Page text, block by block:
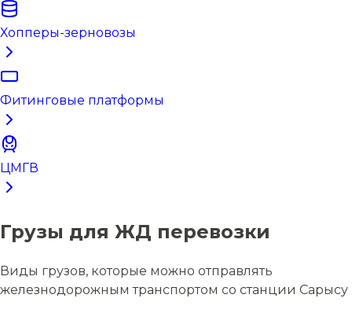
Хопперы-зерновозы
Фитинговые платформы
ЦМГВ
Грузы для ЖД перевозки
Виды грузов, которые можно отправлять
железнодорожным транспортом со станции Сарысу